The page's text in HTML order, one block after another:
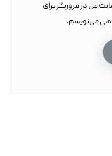
من در مرورگر برای
می‌نویسم.